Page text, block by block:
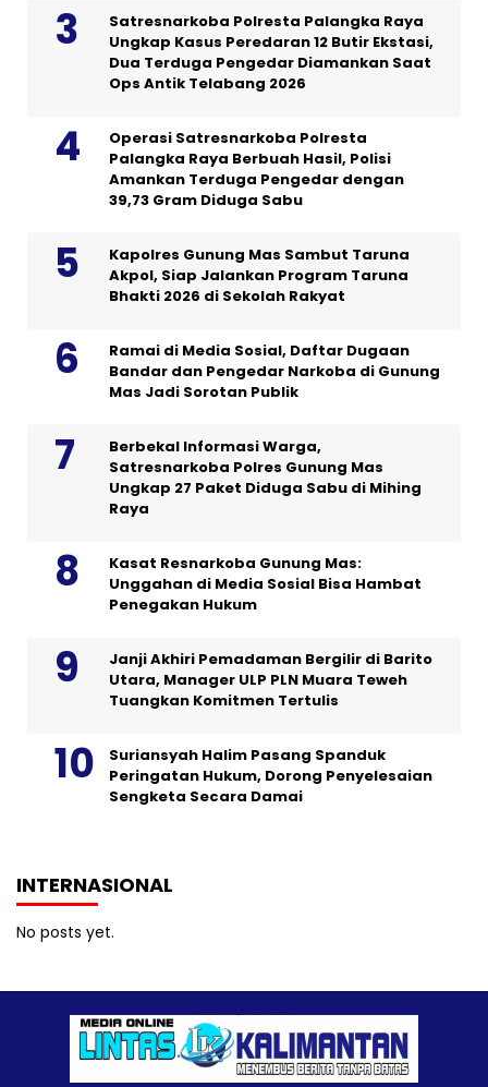
Satresnarkoba Polresta Palangka Raya
Ungkap Kasus Peredaran 12 Butir Ekstasi,
Dua Terduga Pengedar Diamankan Saat
Ops Antik Telabang 2026
Operasi Satresnarkoba Polresta
Palangka Raya Berbuah Hasil, Polisi
Amankan Terduga Pengedar dengan
39,73 Gram Diduga Sabu
Kapolres Gunung Mas Sambut Taruna
Akpol, Siap Jalankan Program Taruna
Bhakti 2026 di Sekolah Rakyat
Ramai di Media Sosial, Daftar Dugaan
Bandar dan Pengedar Narkoba di Gunung
Mas Jadi Sorotan Publik
Berbekal Informasi Warga,
Satresnarkoba Polres Gunung Mas
Ungkap 27 Paket Diduga Sabu di Mihing
Raya
Kasat Resnarkoba Gunung Mas:
Unggahan di Media Sosial Bisa Hambat
Penegakan Hukum
Janji Akhiri Pemadaman Bergilir di Barito
Utara, Manager ULP PLN Muara Teweh
Tuangkan Komitmen Tertulis
Suriansyah Halim Pasang Spanduk
Peringatan Hukum, Dorong Penyelesaian
Sengketa Secara Damai
INTERNASIONAL
No posts yet.